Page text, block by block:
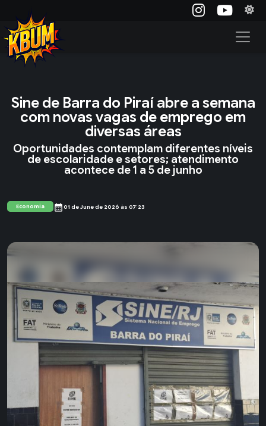
Sine de Barra do Piraí abre a semana
com novas vagas de emprego em
diversas áreas
Oportunidades contemplam diferentes níveis
de escolaridade e setores; atendimento
acontece de 1 a 5 de junho
Economia calendar_month01 de June de 2026 às 07:23